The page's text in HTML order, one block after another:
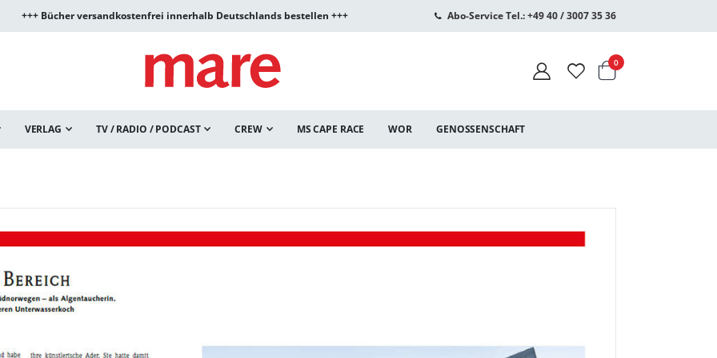
+++ Bücher versandkostenfrei innerhalb Deutschlands bestellen +++ Abo-Service Tel.: +49 40 / 3007 35 36
Warenkorb
0Artikel
VERLAG TV / RADIO / PODCAST CREW MS CAPE RACE WOR GENOSSENSCHAFT